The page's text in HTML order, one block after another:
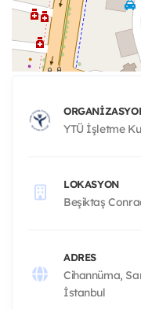
YTÜ İşletme
LOKASYON
Beşiktaş
ADRES
Cihannüma,
İstanbul